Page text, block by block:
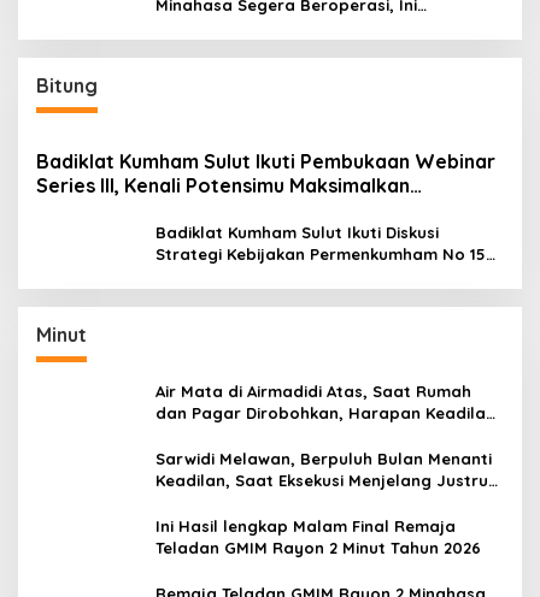
Minahasa Segera Beroperasi, Ini
Bitung
Badiklat Kumham Sulut Ikuti Pembukaan Webinar
Series III, Kenali Potensimu Maksimalkan
Badiklat Kumham Sulut Ikuti Diskusi
Strategi Kebijakan Permenkumham No 15
Minut
Air Mata di Airmadidi Atas, Saat Rumah
dan Pagar Dirobohkan, Harapan Keadilan
Sarwidi Melawan, Berpuluh Bulan Menanti
Keadilan, Saat Eksekusi Menjelang Justru
Ini Hasil lengkap Malam Final Remaja
Teladan GMIM Rayon 2 Minut Tahun 2026